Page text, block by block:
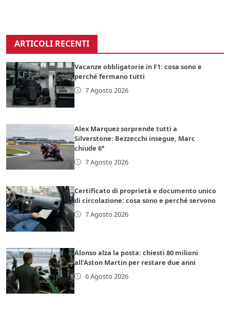
ARTICOLI RECENTI
Vacanze obbligatorie in F1: cosa sono e
perché fermano tutti
7 Agosto 2026
Alex Marquez sorprende tutti a
Silverstone: Bezzecchi insegue, Marc
chiude 6°
7 Agosto 2026
Certificato di proprietà e documento unico
di circolazione: cosa sono e perché servono
7 Agosto 2026
Alonso alza la posta: chiesti 80 milioni
all’Aston Martin per restare due anni
6 Agosto 2026